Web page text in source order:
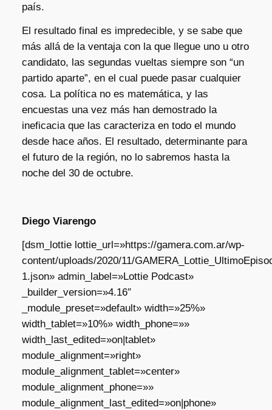
país.
El resultado final es impredecible, y se sabe que
más allá de la ventaja con la que llegue uno u otro
candidato, las segundas vueltas siempre son “un
partido aparte”, en el cual puede pasar cualquier
cosa. La política no es matemática, y las
encuestas una vez más han demostrado la
ineficacia que las caracteriza en todo el mundo
desde hace años. El resultado, determinante para
el futuro de la región, no lo sabremos hasta la
noche del 30 de octubre.
Diego Viarengo
[dsm_lottie lottie_url=»https://gamera.com.ar/wp-
content/uploads/2020/11/
1.json» admin_label=»Lottie Podcast»
_builder_version=»4.16″
_module_preset=»default» width=»25%»
width_tablet=»10%» width_phone=»»
width_last_edited=»on|tablet»
module_alignment=»right»
module_alignment_tablet=»center»
module_alignment_phone=»»
module_alignment_last_edited=»on|phone»